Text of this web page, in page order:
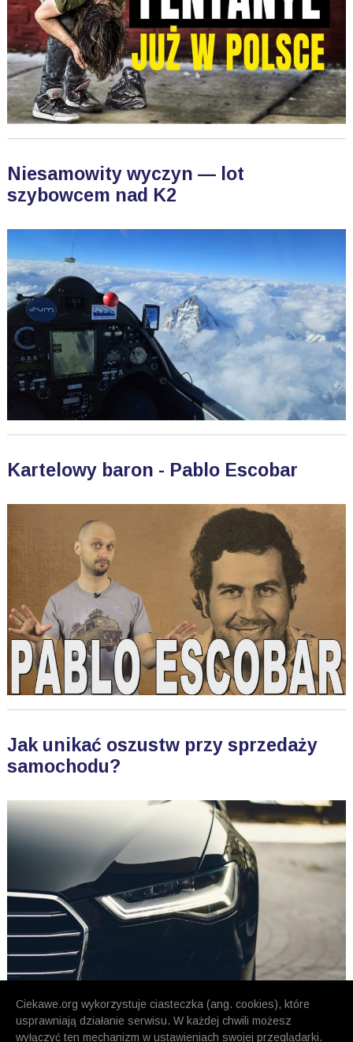
Ciekawe.org wykorzystuje ciasteczka (ang. cookies), które
usprawniają działanie serwisu. W każdej chwili możesz
wyłączyć ten mechanizm w ustawieniach swojej przeglądarki.
Niesamowity wyczyn — lot
szybowcem nad K2
Kartelowy baron - Pablo Escobar
Jak unikać oszustw przy sprzedaży
samochodu?